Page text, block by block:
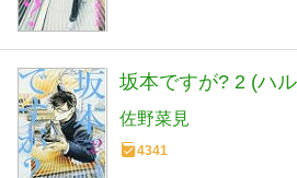
坂本ですが? 2 (ハ
佐野菜見
4341